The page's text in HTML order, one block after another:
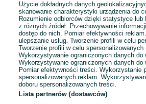
1 ... 34 ...
Użycie dokładnych danych
skanowanie charakterystyki urządzenia do
Rozumienie odbiorców dzięki statystyce lub
z różnych źródeł. Przechowywanie
dostęp do nich. Pomiar efektywności
ulepszanie usług. Tworzenie profili w celu
Tworzenie profili w celu spersonalizowanych
Wykorzystywanie ograniczonych danych do
Wykorzystywanie ograniczonych danych do
Pomiar efektywności treści. Wykorzystanie
spersonalizowanych reklam.
doboru spersonalizowanych treści.
Lista partnerów (dostawców)